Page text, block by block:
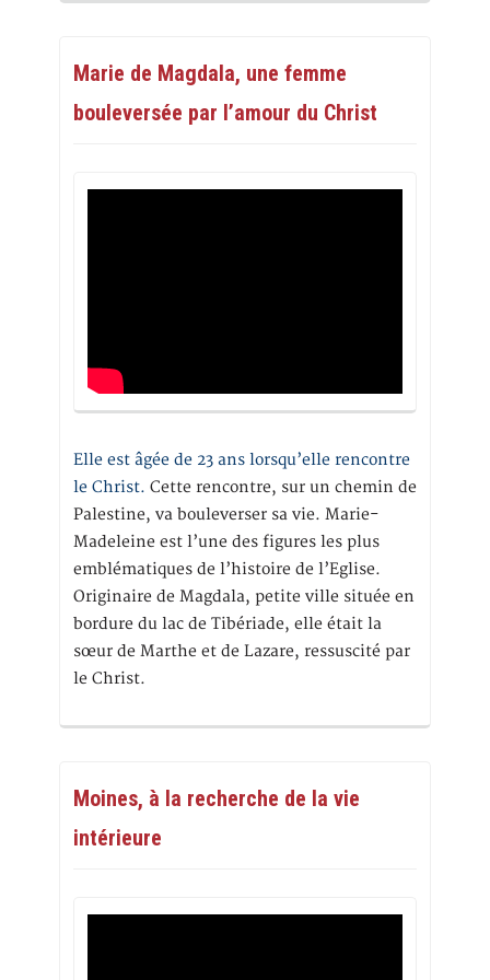
Marie de Magdala, une femme
bouleversée par l’amour du Christ
Elle est âgée de 23 ans lorsqu’elle rencontre
le Christ. Cette rencontre, sur un chemin de
Palestine, va bouleverser sa vie. Marie-
Madeleine est l’une des figures les plus
emblématiques de l’histoire de l’Eglise.
Originaire de Magdala, petite ville située en
bordure du lac de Tibériade, elle était la
sœur de Marthe et de Lazare, ressuscité par
le Christ.
Moines, à la recherche de la vie
intérieure